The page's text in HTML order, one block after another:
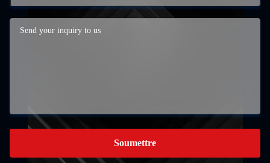
Soumettre